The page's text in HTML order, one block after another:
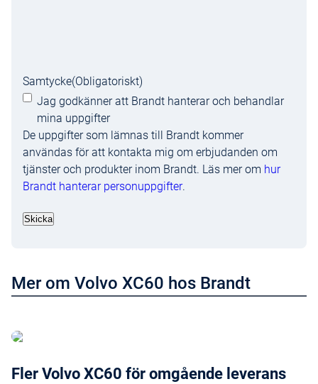
Samtycke(Obligatoriskt)
Jag godkänner att Brandt hanterar och behandlar
mina uppgifter
De uppgifter som lämnas till Brandt kommer
användas för att kontakta mig om erbjudanden om
tjänster och produkter inom Brandt. Läs mer om hur
Brandt hanterar personuppgifter.
Mer om Volvo XC60 hos Brandt
Fler Volvo XC60 för omgående leverans